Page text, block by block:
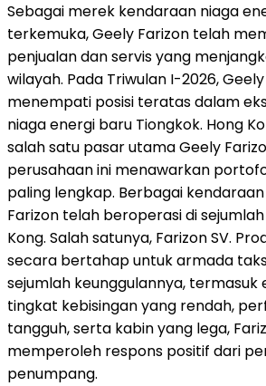
Sebagai merek kendaraan niaga
terkemuka, Geely Farizon telah
penjualan dan servis yang
wilayah. Pada Triwulan I-2026,
menempati posisi teratas dalam
niaga energi baru Tiongkok. Hong
salah satu pasar utama Geely
perusahaan ini menawarkan
paling lengkap. Berbagai
Farizon telah beroperasi di
Kong. Salah satunya, Farizon SV.
secara bertahap untuk armada
sejumlah keunggulannya, termasuk
tingkat kebisingan yang rendah,
tangguh, serta kabin yang lega,
memperoleh respons positif dari
penumpang.